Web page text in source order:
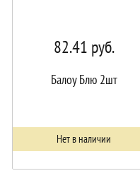
82.41 руб.
Балоу Блю 2шт
Нет в наличии